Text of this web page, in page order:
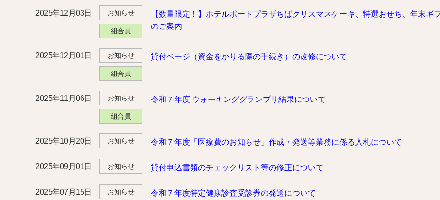
2025年12月03日 お知らせ
組合員
【数量限定！】ホテルポートプラザちばクリスマスケーキ、特選おせち、年末ギ
のご案内
2025年12月01日 お知らせ
組合員
貸付ページ（資金をかりる際の手続き）の改修について
2025年11月06日 お知らせ
組合員
令和７年度 ウォーキンググランプリ結果について
2025年10月20日 お知らせ 令和７年度「医療費のお知らせ」作成・発送等業務に係る入札について
2025年09月01日 お知らせ 貸付申込書類のチェックリスト等の修正について
2025年07月15日 お知らせ 令和７年度特定健康診査受診券の発送について